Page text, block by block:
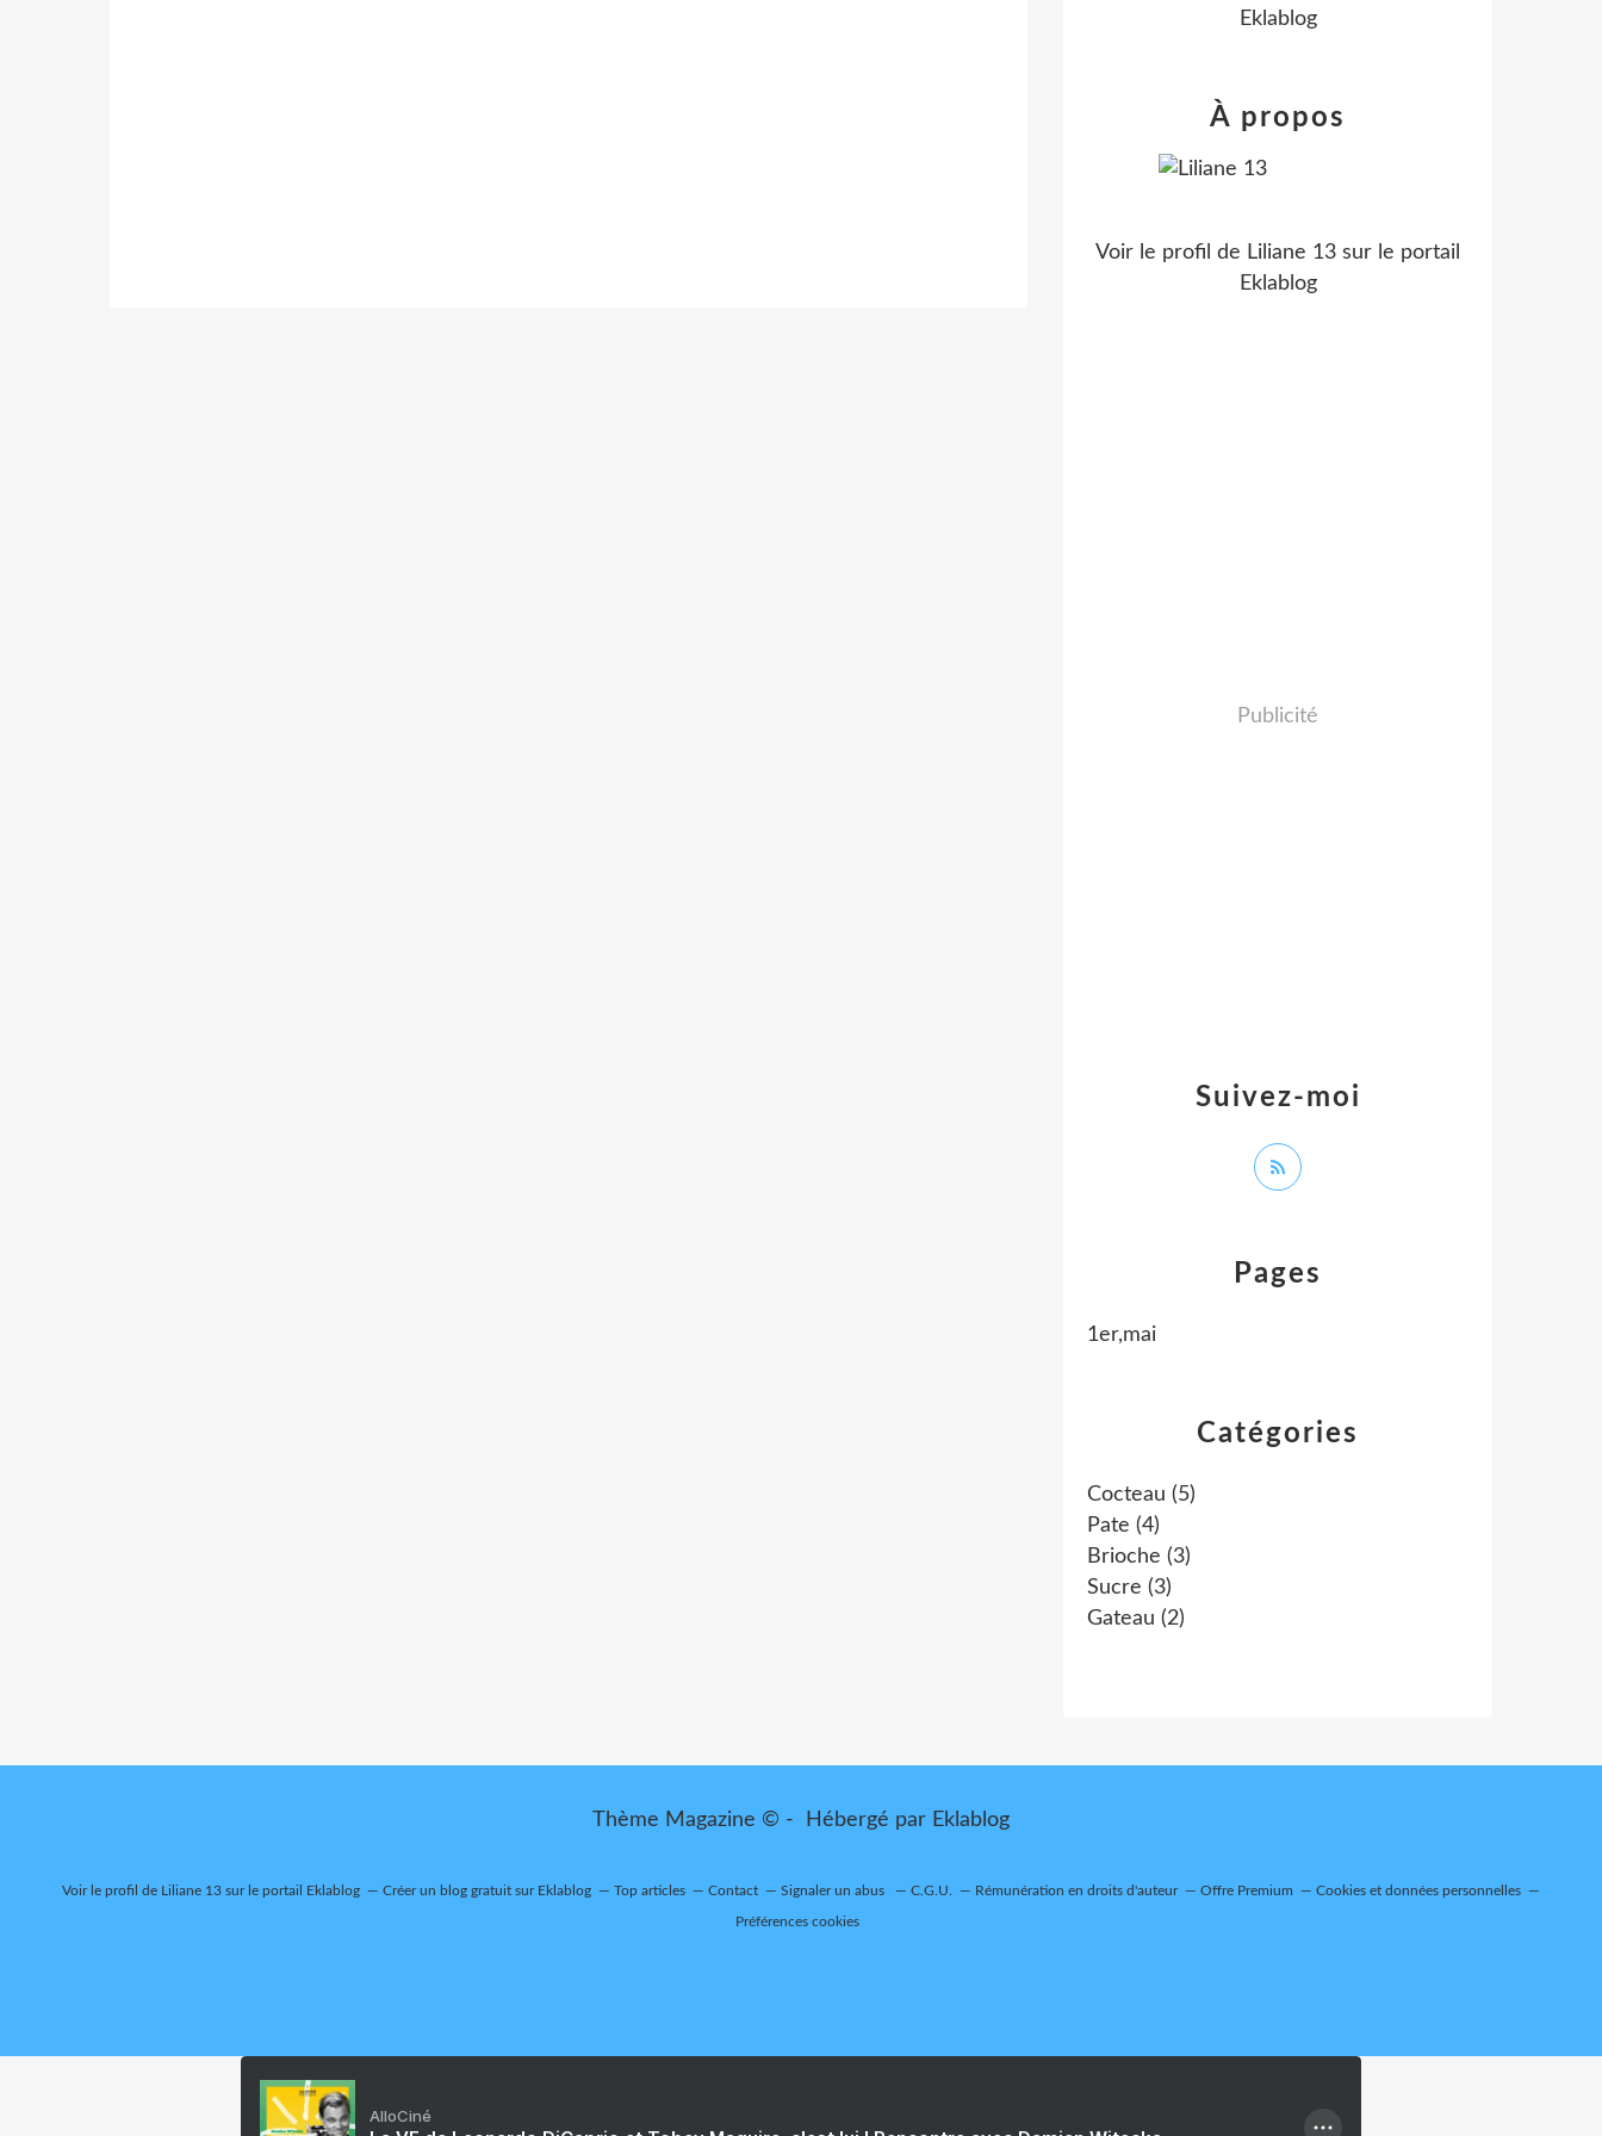
Catégories
Cocteau (5)
Pate (4)
Brioche (3)
Sucre (3)
Gateau (2)
Pages
1er,mai
Eklablog
Suivez-moi
À propos
Voir le profil de Liliane 13 sur le portail
Eklablog
Publicité
Thème Magazine © - Hébergé par Eklablog
Voir le profil de Liliane 13 sur le portail Eklablog Créer un blog gratuit sur Eklablog Top articles Contact Signaler un abus C.G.U. Rémunération en droits d'auteur Offre Premium Cookies et données personnelles
Préférences cookies
AlloCiné